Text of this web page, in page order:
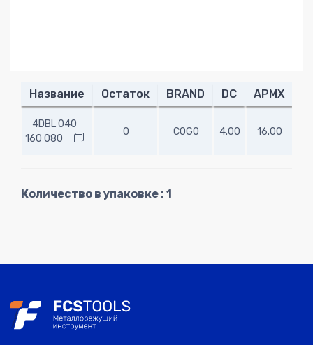
Название Остаток BRAND DC APMX
4DBL 040
160 080
0 COGO 4.00 16.00
Количество в упаковке : 1